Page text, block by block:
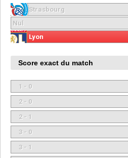
Strasbourg
Nul
Lyon
Score exact du match
1 - 0
2 - 0
2 - 1
3 - 0
3 - 1